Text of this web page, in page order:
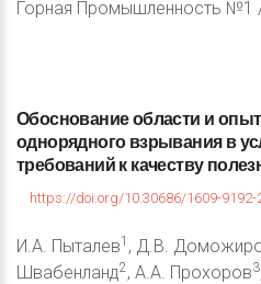
Горная Промышленность №1
Обоснованиеобласти иопыт
однорядноговзрыванияв
требованийккачеству
https://doi.org/10.30686/1609-9192-
И.А. Пыталев1 , Д.В.
Швабенланд2, А.А. Прохоров3